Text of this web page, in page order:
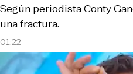
01:22
Según periodista Conty
una fractura.